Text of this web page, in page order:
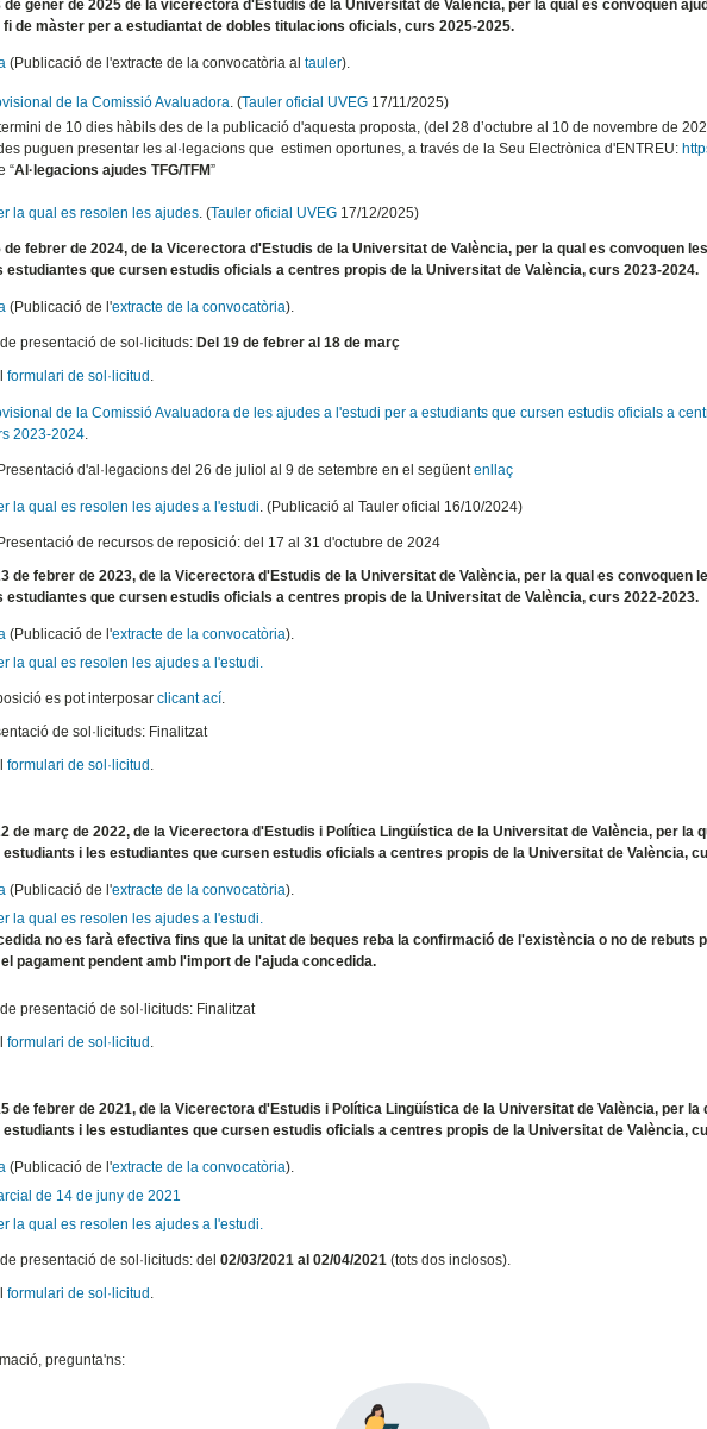
de gener de 2025 de la vicerectora d'Estudis de la Universitat de València, per la qual es convoquen
fi de màster per a estudiantat de dobles titulacions oficials, curs 2025-2025.
(Publicació de l'extracte de la convocatòria al tauler).
de la Comissió Avaluadora. (Tauler oficial UVEG17/11/2025)
de 10 dies hàbils des de la publicació d'aquesta proposta, (del 28 d’octubre al 10 de novembre de
puguen presentar les al·legacions que estimen oportunes, a través de la Seu Electrònica d'ENTREU:
“Al·legacions ajudes TFG/TFM”
la qual es resolen les ajudes. (Tauler oficial UVEG17/12/2025)
de febrer de 2024, de la Vicerectora d'Estudis de la Universitat de València, per la qual es convoquen
estudiantes que cursen estudis oficials a centres propis de la Universitat de València, curs 2023-2024.
(Publicació de l'extracte de la convocatòria).
presentació de sol·licituds: Del 19 de febrer al 18 de març
formulari de sol·licitud .
de la Comissió Avaluadora de les ajudes a l'estudi per a estudiants que cursen estudis oficials a
2023-2024.
Presentació d'al·legacions del 26 de juliol al 9 de setembre en el següentenllaç
la qual es resolen les ajudes a l'estudi. (Publicació al Tauler oficial 16/10/2024)
Presentació de recursos de reposició: del 17 al 31 d'octubre de 2024
de febrer de 2023, de la Vicerectora d'Estudis de la Universitat de València, per la qual es convoquen
estudiantes que cursen estudis oficials a centres propis de la Universitat de València, curs 2022-2023.
(Publicació de l'extracte de la convocatòria).
la qual es resolen les ajudes a l'estudi.
es pot interposar clicant ací.
de sol·licituds: Finalitzat
formulari de sol·licitud .
de març de 2022, de la Vicerectora d'Estudis i Política Lingüística de la Universitat de València, per la
estudiants i les estudiantes que cursen estudis oficials a centres propis de la Universitat de València,
(Publicació de l'extracte de la convocatòria).
la qual es resolen les ajudes a l'estudi.
no es farà efectiva fins que la unitat de beques reba la confirmació de l'existència o no de rebuts
pagament pendent amb l'import de l'ajuda concedida.
presentació de sol·licituds: Finalitzat
formulari de sol·licitud.
de febrer de 2021, de la Vicerectora d'Estudis i Política Lingüística de la Universitat de València, per la
estudiants i les estudiantes que cursen estudis oficials a centres propis de la Universitat de València,
(Publicació de l'extracte de la convocatòria).
de 14 de juny de 2021
la qual es resolen les ajudes a l'estudi.
presentació de sol·licituds: del 02/03/2021 al 02/04/2021 (tots dos inclosos).
formulari de sol·licitud
pregunta'ns: